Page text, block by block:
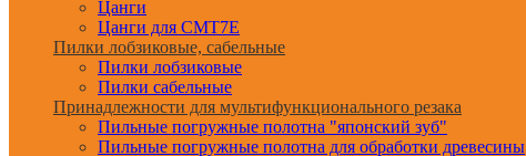
Цанги
Цанги для CMT7E
Пилки лобзиковые, сабельные
Пилки лобзиковые
Пилки сабельные
Принадлежности для мультифункционального резака
Пильные погружные полотна "японский зуб"
Пильные погружные полотна для обработки древесины